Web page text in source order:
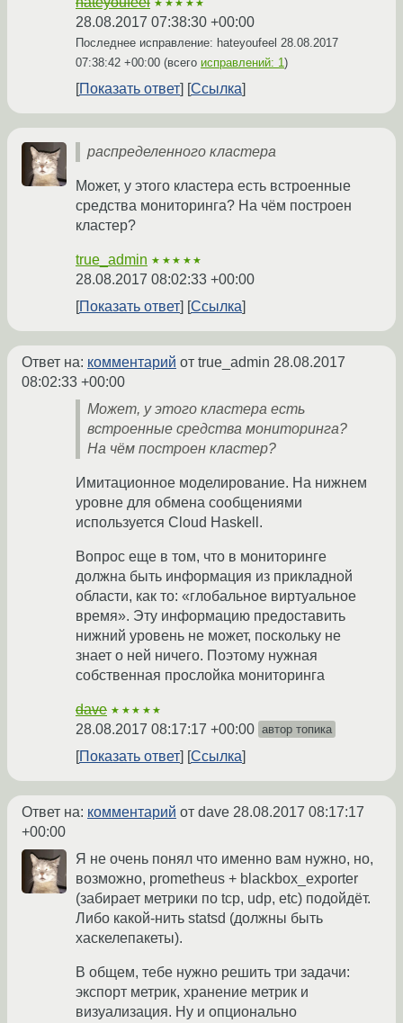
★★★★★
28.08.2017 07:38:30 +00:00
Последнее исправление: hateyoufeel 28.08.2017
07:38:42 +00:00 (всего исправлений: 1)
Показать ответ Ссылка
распределенного кластера
Может, у этого кластера есть встроенные
средства мониторинга? На чём построен
кластер?
true_admin ★★★★★
28.08.2017 08:02:33 +00:00
Показать ответ
Ссылка
Ответ на: комментарий от true_admin 28.08.2017
08:02:33 +00:00
Может, у этого кластера есть
встроенные средства мониторинга?
На чём построен кластер?
Имитационное моделирование. На нижнем
уровне для обмена сообщениями
используется Cloud Haskell.
Вопрос еще в том, что в мониторинге
должна быть информация из прикладной
области, как то: «глобальное виртуальное
время». Эту информацию предоставить
нижний уровень не может, поскольку не
знает о ней ничего. Поэтому нужная
собственная прослойка мониторинга
dave ★★★★★
28.08.2017 08:17:17 +00:00 автор топика
Показать ответ Ссылка
Ответ на: комментарий от dave 28.08.2017 08:17:17
+00:00
Я не очень понял что именно вам нужно, но,
возможно, prometheus + blackbox_exporter
(забирает метрики по tcp, udp, etc) подойдёт.
Либо какой-нить statsd (должны быть
хаскелепакеты).
В общем, тебе нужно решить три задачи:
экспорт метрик, хранение метрик и
визуализация. Ну и опционально